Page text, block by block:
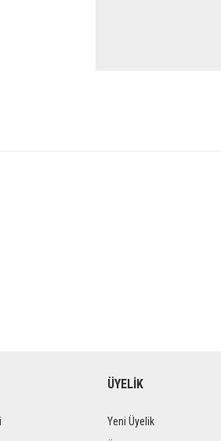
ÜYELİK
Yeni Üyelik